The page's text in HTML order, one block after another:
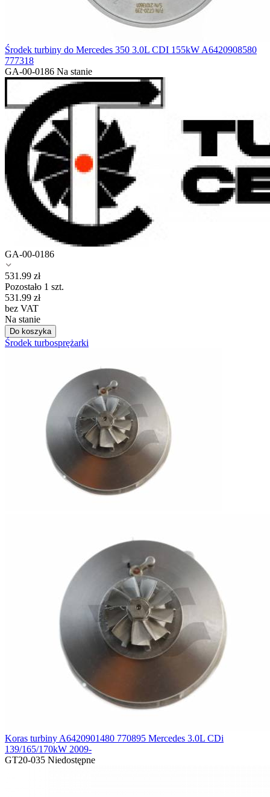
Środek turbiny do Mercedes 350 3.0L CDI 155kW A6420908580
777318
GA-00-0186 Na stanie
GA-00-0186
531.99 zł
Pozostało 1 szt.
531.99 zł
bez VAT
Na stanie
Do koszyka
Środek turbosprężarki
Koras turbiny A6420901480 770895 Mercedes 3.0L CDi
139/165/170kW 2009-
GT20-035 Niedostępne